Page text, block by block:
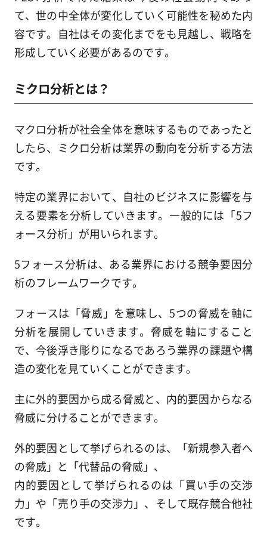
て、世の中全体が変化していく可能性を秘めた内
容です。自社はその変化までをも見越し、戦略を
形成していく必要があるのです。
ミクロ分析とは？
マクロ分析が社会全体を意味するものであったと
したら、ミクロ分析は業界の動向を分析する方法
です。
特定の業界において、自社のビジネスに影響を与
える要素を分析していきます。一般的には「5フ
ォース分析」が用いられます。
5フォース分析は、ある業界における競争要因分
析のフレームワークです。
フォースは「脅威」を意味し、5つの脅威を軸に
分析を展開していきます。脅威を軸にすること
で、今後浮き彫りになるであろう業界の課題や構
造の変化を見ていくことができます。
主に外的要因から成る脅威と、内的要因からなる
脅威に分けることができます。
外的要因として挙げられるのは、「新規参入者へ
の脅威」と「代替品の脅威」、
内的要因として挙げられるのは「買い手の交渉
力」や「売り手の交渉力」、そして既存競合他社
です。